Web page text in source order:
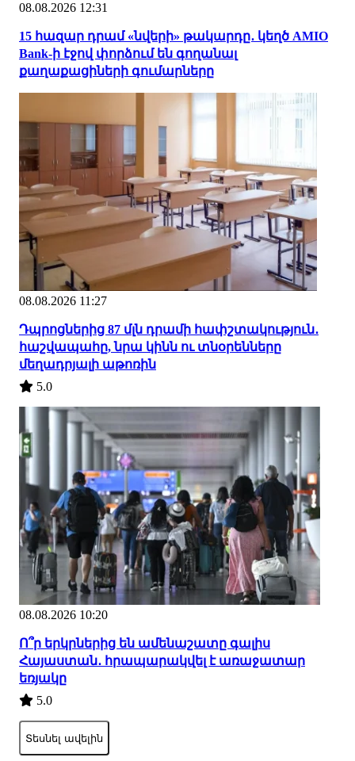
08.08.2026 12:31
15 հազար դրամ «նվերի» թակարդը․ կեղծ AMIO
Bank-ի էջով փորձում են գողանալ
քաղաքացիների գումարները
08.08.2026 11:27
Դպրոցներից 87 մլն դրամի հափշտակություն․
հաշվապահը, նրա կինն ու տնօրենները
մեղադրյալի աթոռին
5.0
08.08.2026 10:20
Ո՞ր երկրներից են ամենաշատը գալիս
Հայաստան․ հրապարակվել է առաջատար
եռյակը
5.0
Տեսնել ավելին